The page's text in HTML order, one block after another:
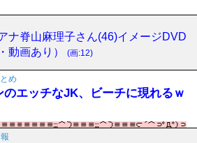
ナ脊山麻理子さん(46)イメージDVD
動画あり）
(画:12)
め
のエッチなJK、ビーチに現れるｗ